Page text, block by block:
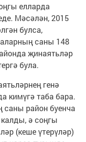
елларда
Мәсәлән, 2015
булса,
саны 148
җинаятьләр
була.
генә
кимүгә таба бара.
саны район буенча
калды, ә соңгы
(кеше үтерүләр)